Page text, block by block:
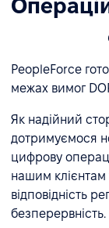
PeopleForce
межах вимог
Як надійний
дотримуємося
цифрову
нашим клієнтам
відповідність
безперервність.